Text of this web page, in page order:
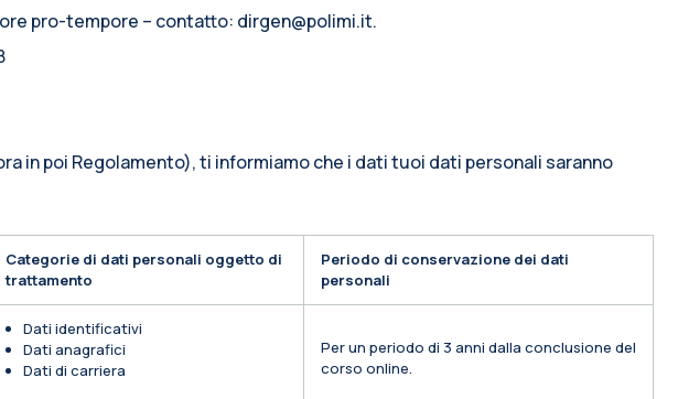
pro-tempore – contatto: dirgen@polimi.it.
in poi Regolamento), ti informiamo che i dati tuoi dati personali saranno
Categorie di dati personali oggetto di
trattamento
Periodo di conservazione dei dati
personali
Dati identificativi
Dati anagrafici
Dati di carriera
Per un periodo di 3 anni dalla conclusione del
corso online.